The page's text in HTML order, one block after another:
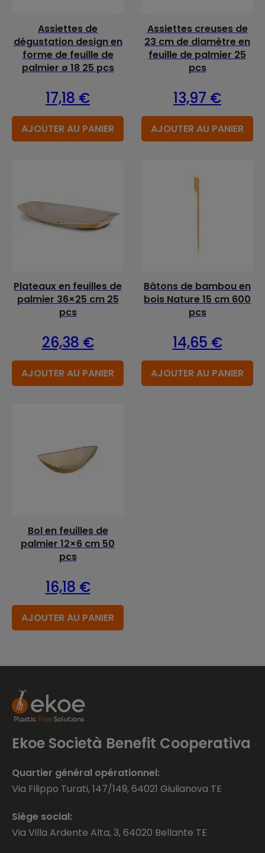
Assiettes de
dégustation design en
forme de feuille de
palmier ø 18 25 pcs
17,18 €
AJOUTER AU PANIER
Assiettes creuses de
23 cm de diamètre en
feuille de palmier 25
pcs
13,97 €
AJOUTER AU PANIER
Plateaux en feuilles de
palmier 36×25 cm 25
pcs
26,38 €
AJOUTER AU PANIER
Bâtons de bambou en
bois Nature 15 cm 600
pcs
14,65 €
AJOUTER AU PANIER
Bol en feuilles de
palmier 12×6 cm 50
pcs
16,18 €
AJOUTER AU PANIER
Ekoe Società Benefit Cooperativa
Quartier général opérationnel:
Via Filippo Turati, 147/149, 64021 Giulianova TE
Siège social:
Via Villa Ardente Alta, 3, 64020 Bellante TE